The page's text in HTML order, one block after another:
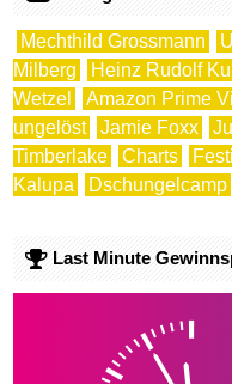
Mechthild Grossmann
Milberg
Heinz Rudolf
Wetzel
Amazon Prime
ungelöst
Jamie Foxx
Timberlake
Charts
Kalupa
Dschungelcamp
Last Minute